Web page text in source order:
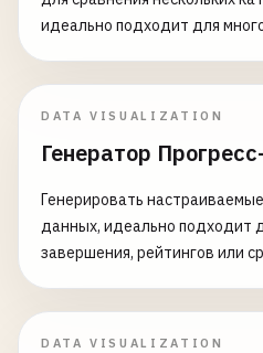
идеально подходит для
DATA VISUALIZATION
Генератор
Генерировать
данных, идеально подходит
завершения, рейтингов или
DATA VISUALIZATION